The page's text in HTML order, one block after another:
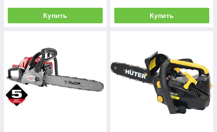
Купить Купить